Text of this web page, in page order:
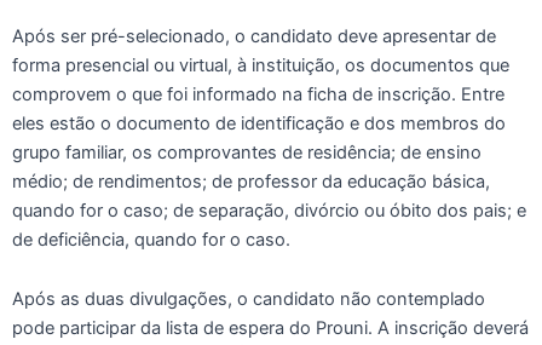
Após ser pré-selecionado, o candidato deve apresentar de
forma presencial ou virtual, à instituição, os documentos que
comprovem o que foi informado na ficha de inscrição. Entre
eles estão o documento de identificação e dos membros do
grupo familiar, os comprovantes de residência; de ensino
médio; de rendimentos; de professor da educação básica,
quando for o caso; de separação, divórcio ou óbito dos pais; e
de deficiência, quando for o caso.
Após as duas divulgações, o candidato não contemplado
pode participar da lista de espera do Prouni. A inscrição deverá